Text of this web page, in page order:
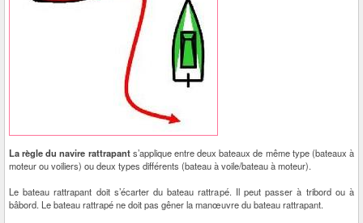
La règle du navire rattrapants’applique entre deux bateaux de même type (bateaux à
moteur ou voiliers) ou deux types différents (bateau à voile/bateau à moteur).
Le bateau rattrapant doit s’écarter du bateau rattrapé. Il peut passer à tribord ou à
bâbord. Le bateau rattrapé ne doit pas gêner la manœuvre du bateau rattrapant.